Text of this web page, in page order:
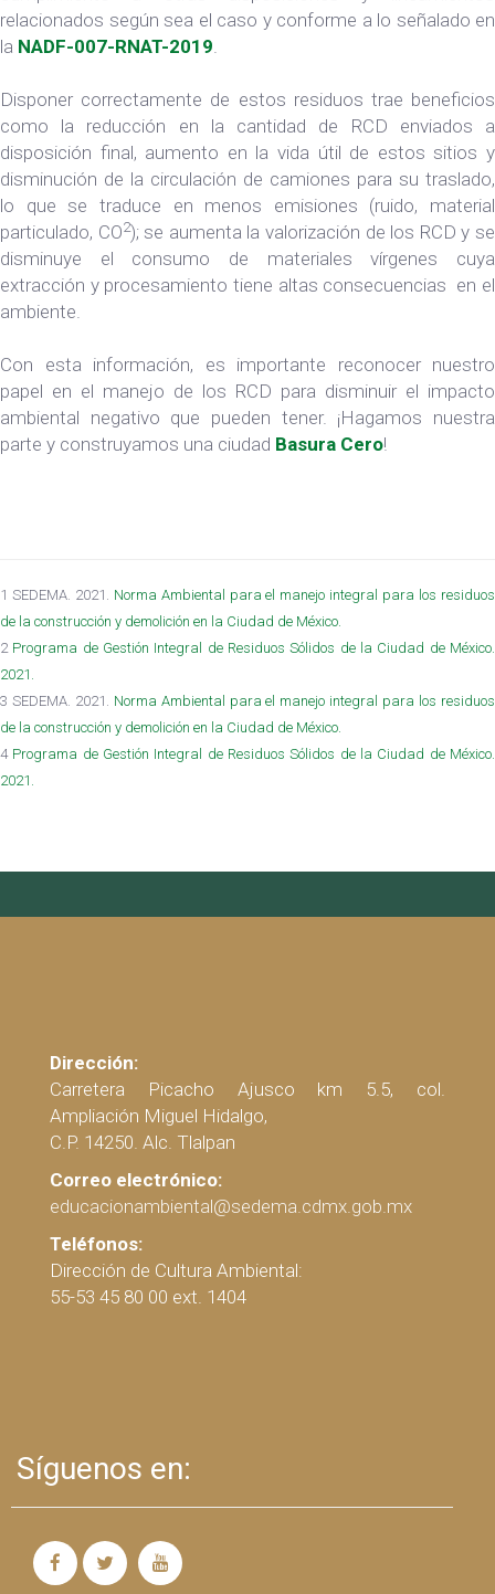
relacionados según sea el caso y conforme a lo señalado en
la NADF-007-RNAT-2019
Disponer correctamente de estos residuos trae beneficios
como la reducción en la cantidad de RCD enviados a
disposición final, aumento en la vida útil de estos sitios y
disminución de la circulación de camiones para su traslado,
lo que se traduce en menos emisiones (ruido, material
particulado, CO2); se aumenta la valorización de los RCD y se
disminuye el consumo de materiales vírgenes cuya
extracción y procesamiento tiene altas consecuencias en el
ambiente.
Con esta información, es importante reconocer nuestro
papel en el manejo de los RCD para disminuir el impacto
ambiental negativo que pueden tener. ¡Hagamos nuestra
parte y construyamos una ciudad Basura Cero!
1 SEDEMA. 2021. Norma Ambiental para el manejo integral para los residuos
de la construcción y demolición en la Ciudad de México.
2 Programa de Gestión Integral de Residuos Sólidos de la Ciudad de México.
2021.
3 SEDEMA. 2021. Norma Ambiental para el manejo integral para los residuos
de la construcción y demolición en la Ciudad de México.
4 Programa de Gestión Integral de Residuos Sólidos de la Ciudad de México.
2021.
Dirección:
Carretera Picacho Ajusco km 5.5, col.
Ampliación Miguel Hidalgo,
C.P. 14250. Alc. Tlalpan
Correo electrónico:
educacionambiental@sedema.cdmx.gob.mx
Teléfonos:
Dirección de Cultura Ambiental:
55-53 45 80 00 ext. 1404
Síguenos en: